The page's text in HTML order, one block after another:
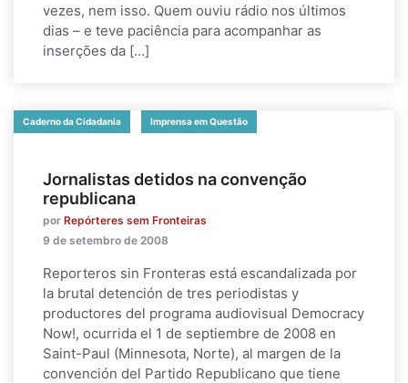
vezes, nem isso. Quem ouviu rádio nos últimos
dias – e teve paciência para acompanhar as
inserções da […]
Caderno da Cidadania Imprensa em Questão
Jornalistas detidos na convenção
republicana
por Repórteres sem Fronteiras
9 de setembro de 2008
Reporteros sin Fronteras está escandalizada por
la brutal detención de tres periodistas y
productores del programa audiovisual Democracy
Now!, ocurrida el 1 de septiembre de 2008 en
Saint-Paul (Minnesota, Norte), al margen de la
convención del Partido Republicano que tiene